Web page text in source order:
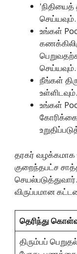
'நிதியைத்
செய்யவும்.
உங்கள்
செய்யவும்.
நீங்கள்
உள்ளிடவும்.
உங்கள்
தரகர் வழக்கமாக
குறைந்தபட்ச
விருப்பமான
தெரிந்து
திரும்பப்